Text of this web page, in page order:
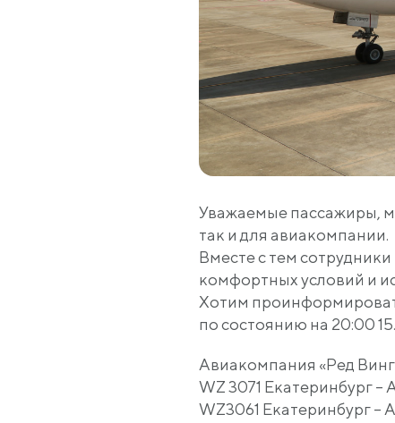
Уважаемые пассажиры,
так и для авиакомпании.
Вместе с тем
комфортных условий и
Хотим
по состоянию на 20:00
Авиакомпания «Ред
WZ 3071 Екатеринбург –
WZ3061 Екатеринбург –